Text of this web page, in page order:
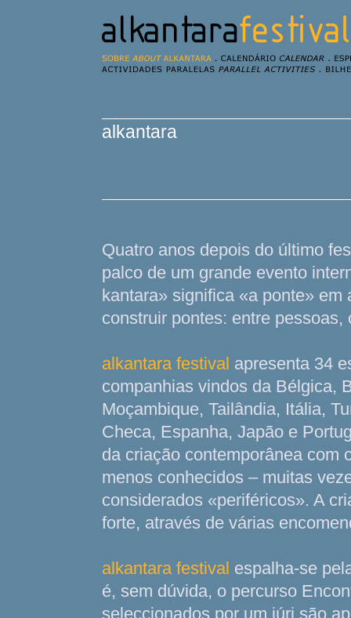
alkantara
Quatro anos depois do último
palco de um grande evento
kantara» significa «a ponte»
construir pontes: entre
alkantara festival apresenta 34
companhias vindos da Bélgica,
Moçambique, Tailândia, Itália,
Checa, Espanha, Japão e
da criação contemporânea com
menos conhecidos – muitas
considerados «periféricos». A
forte, através de várias
alkantara festival espalha-se
é, sem dúvida, o percurso
seleccionados por um júri são